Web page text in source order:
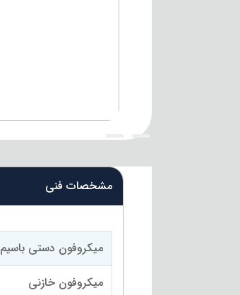
{title}
{title}
مشخصات فنی
میکروفون دستی باسیم
میکروفون خازنی